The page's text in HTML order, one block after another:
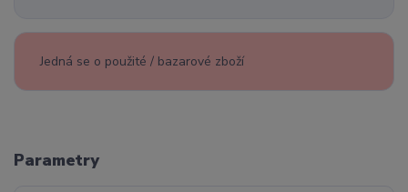
Jedná se o použité / bazarové zboží
Parametry